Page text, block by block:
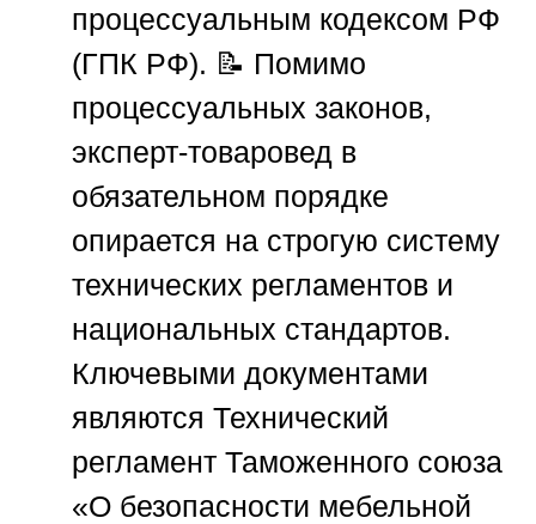
процессуальным кодексом РФ
(ГПК РФ). 📝 Помимо
процессуальных законов,
эксперт-товаровед в
обязательном порядке
опирается на строгую систему
технических регламентов и
национальных стандартов.
Ключевыми документами
являются Технический
регламент Таможенного союза
«О безопасности мебельной